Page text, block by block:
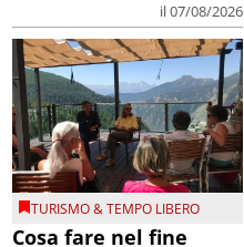
il 07/08/2026
TURISMO & TEMPO LIBERO
Cosa fare nel fine